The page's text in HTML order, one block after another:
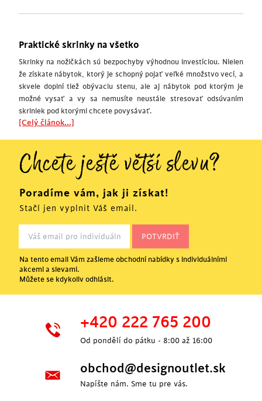
Praktické skrinky na všetko
Skrinky na nožičkách sú bezpochyby výhodnou investíciou. Nielen
že získate nábytok, ktorý je schopný pojať veľké množstvo vecí, a
skvele doplní tiež obývaciu stenu, ale aj nábytok pod ktorým je
možné vysať a vy sa nemusíte neustále stresovať odsúvaním
skriniek pod ktorými chcete povysávať.
[Celý článok...]
Chcete ještě větší slevu?
Poradíme vám, jak ji získat!
Stačí jen vyplnit Váš email.
Na tento email Vám zašleme obchodní nabídky s individuálními
akcemi a slevami.
Můžete se kdykoliv odhlásit.
+420 222 765 200
Od pondělí do pátku - 8:00 až 16:00
obchod@designoutlet.sk
Napíšte nám. Sme tu pre vás.